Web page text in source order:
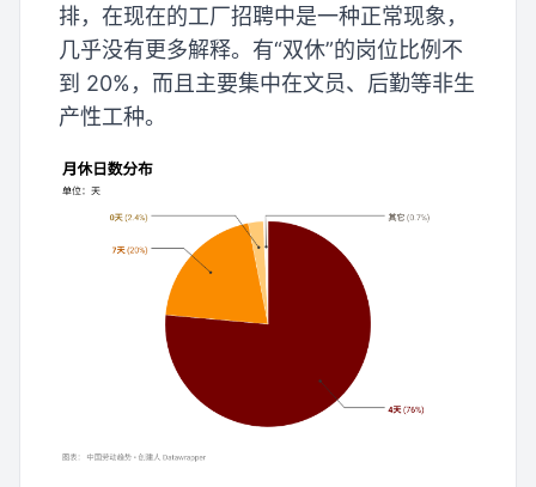
排，在现在的工厂招聘中是一种正常现象，
几乎没有更多解释。有“双休”的岗位比例不
到 20%，而且主要集中在文员、后勤等非生
产性工种。